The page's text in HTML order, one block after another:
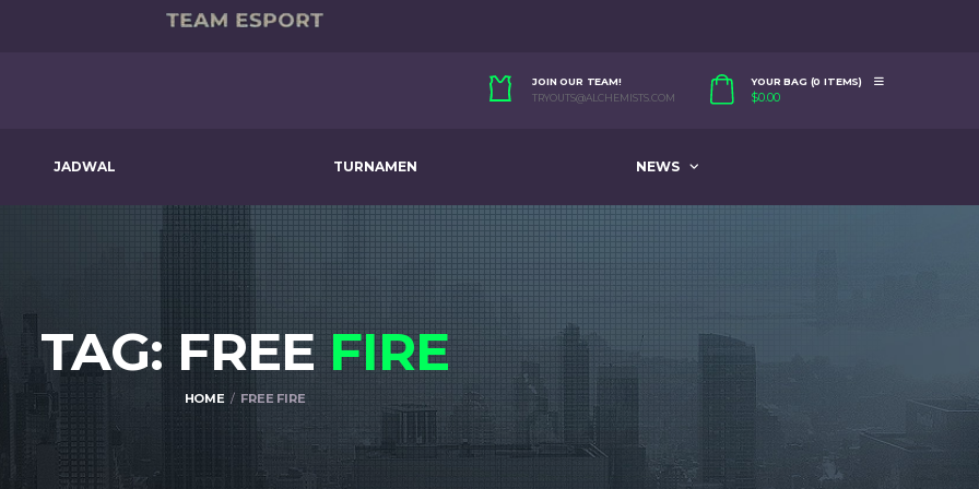
JOIN OUR TEAM!
TRYOUTS@ALCHEMISTS.COM
YOUR BAG (0 ITEMS)
$0.00
JADWAL TURNAMEN NEWS
TAG: FREEFIRE
HOME FREE FIRE